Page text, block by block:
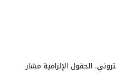
الحقول الإلزامية مشار